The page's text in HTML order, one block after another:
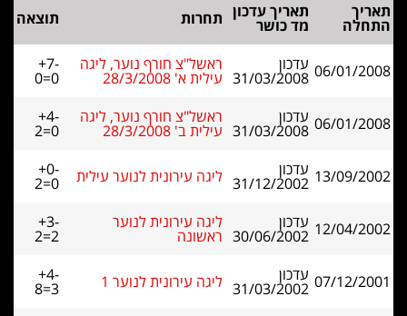
תאריך
התחלה
תאריך עדכון
מד כושר תחרות תוצאה
06/01/2008 עדכון
31/03/2008
ראשל"צ חורף נוער, ליגה
עילית א' 28/3/2008
+7-
0=0
06/01/2008 עדכון
31/03/2008
ראשל"צ חורף נוער, ליגה
עילית ב' 28/3/2008
+4-
2=0
13/09/2002 עדכון
31/12/2002 ליגה עירונית לנוער עילית +0-
2=0
12/04/2002 עדכון
30/06/2002
ליגה עירונית לנוער
ראשונה
+3-
2=2
07/12/2001 עדכון
31/03/2002 ליגה עירונית לנוער 1 +4-
8=3